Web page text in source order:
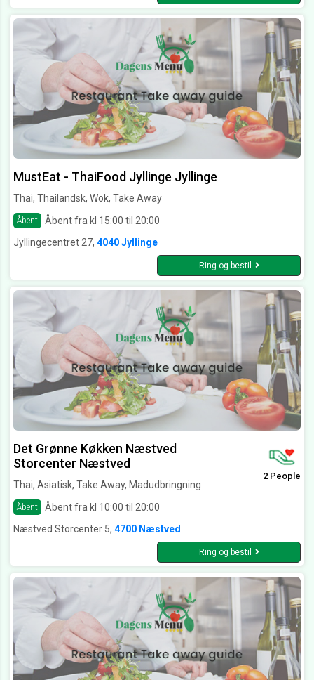
MustEat - ThaiFood Jyllinge Jyllinge
Thai, Thailandsk, Wok, Take Away
Åbent
Åbent fra kl 15:00 til 20:00
Jyllingecentret 27, 4040 Jyllinge
Ring og bestil
Det Grønne Køkken Næstved
Storcenter Næstved
Thai, Asiatisk, Take Away, Madudbringning
Åbent Åbent fra kl 10:00 til 20:00
2 People
Næstved Storcenter 5, 4700 Næstved
Ring og bestil